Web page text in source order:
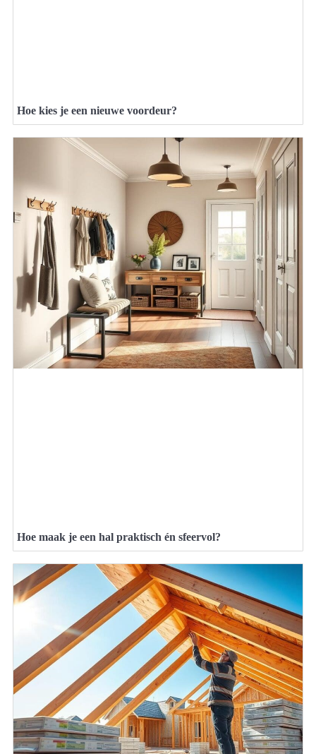
Hoe kies je een nieuwe voordeur?
Hoe maak je een hal praktisch én sfeervol?